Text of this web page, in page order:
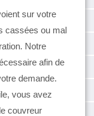
sur votre
cassées ou mal
Notre
afin de
demande.
vous avez
couvreur